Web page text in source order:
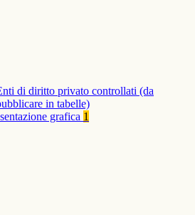
di diritto privato controllati (da
in tabelle)
grafica 1